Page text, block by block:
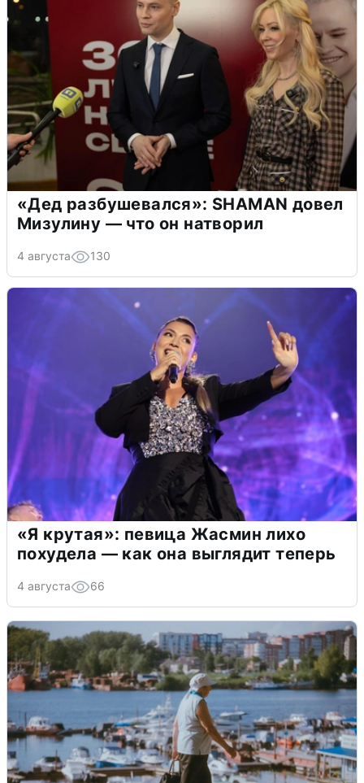
«Дед разбушевался»: SHAMAN довел
Мизулину — что он натворил
4 августа 130
«Я крутая»: певица Жасмин лихо
похудела — как она выглядит теперь
4 августа 66